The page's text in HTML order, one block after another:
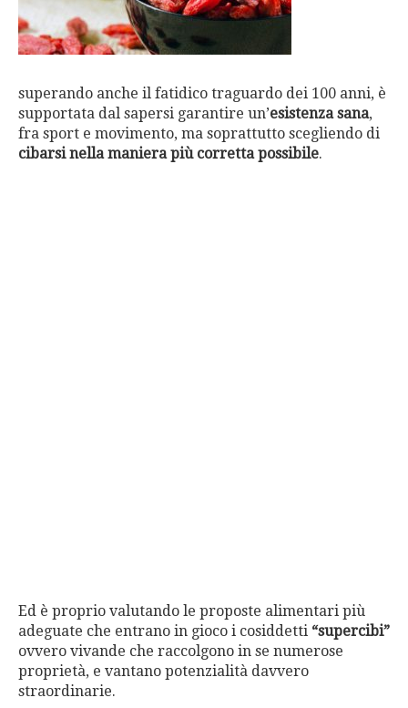
superando anche il fatidico traguardo dei 100 anni, è
supportata dal sapersi garantire un’esistenza sana,
fra sport e movimento, ma soprattutto scegliendo di
cibarsi nella maniera più corretta possibile.
Ed è proprio valutando le proposte alimentari più
adeguate che entrano in gioco i cosiddetti “supercibi”
ovvero vivande che raccolgono in se numerose
proprietà, e vantano potenzialità davvero
straordinarie.